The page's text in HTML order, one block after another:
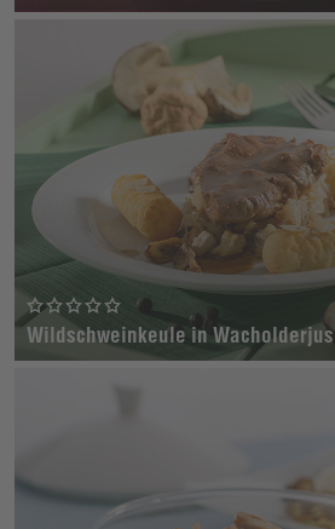
Wildschweinkeule in Wacholderjus